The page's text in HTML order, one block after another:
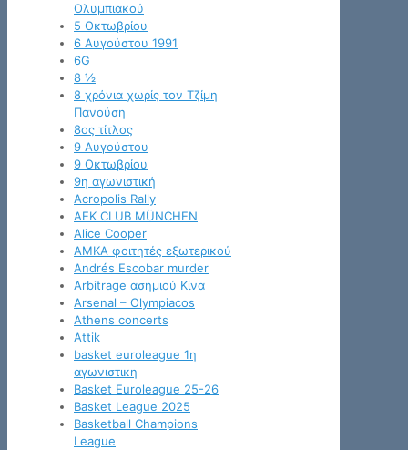
Ολυμπιακού
5 Οκτωβρίου
6 Αυγούστου 1991
6G
8 ½
8 χρόνια χωρίς τον Τζίμη
Πανούση
8ος τίτλος
9 Αυγούστου
9 Οκτωβρίου
9η αγωνιστική
Acropolis Rally
AEK CLUB MÜNCHEN
Alice Cooper
AMKA φοιτητές εξωτερικού
Andrés Escobar murder
Arbitrage ασημιού Κίνα
Arsenal – Olympiacos
Athens concerts
Attik
basket euroleague 1η
αγωνιστικη
Basket Euroleague 25-26
Basket League 2025
Basketball Champions
League